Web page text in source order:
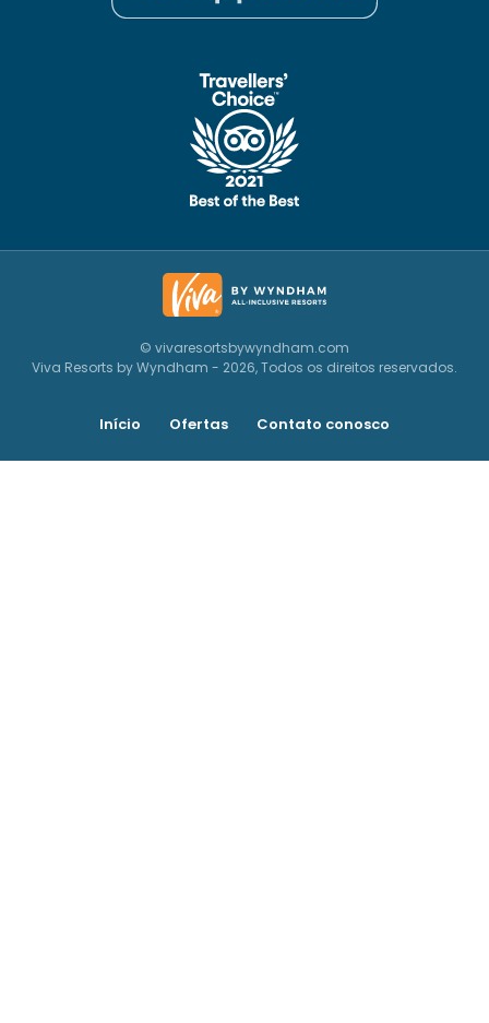
© vivaresortsbywyndham.com
Viva Resorts by Wyndham - 2026, Todos os direitos reservados.
Início Ofertas Contato conosco